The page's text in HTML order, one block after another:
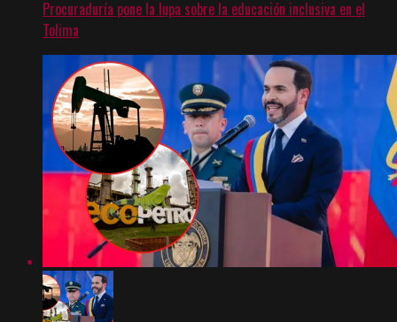
Procuraduría pone la lupa sobre la educación inclusiva en el
Tolima